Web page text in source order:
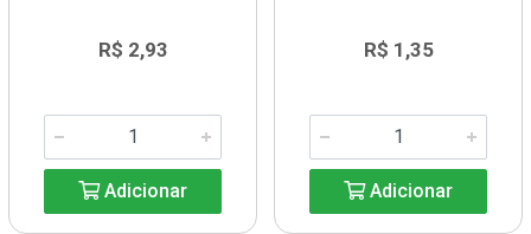
R$ 2,93
Adicionar
R$ 1,35
Adicionar